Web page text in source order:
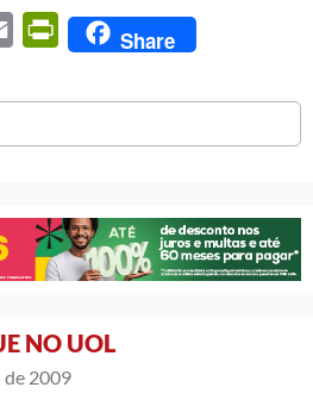
Email PrintFriendly
Share
NO UOL
de 2009